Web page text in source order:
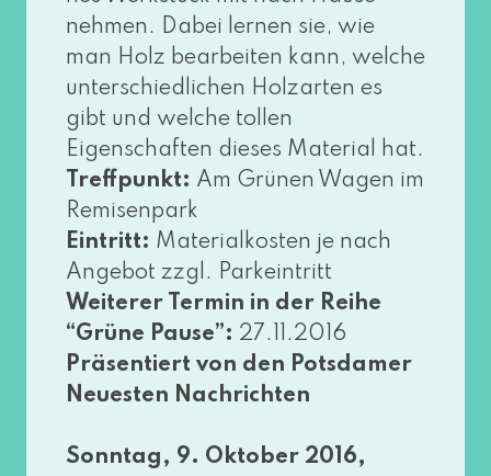
neh­men. Dabei ler­nen sie, wie
man Holz bear­bei­ten kann, wel­che
unter­schied­li­chen Holzarten es
gibt und wel­che tol­len
Eigenschaften die­ses Material hat.
Treffpunkt: Am Grünen Wagen im
Remisenpark
Eintritt: Materialkosten je nach
Angebot zzgl. Parkeintritt
Weiterer Termin in der Reihe
“Grüne Pause”: 27.11.2016
Präsentiert von den Potsdamer
Neuesten Nachrichten
Sonntag, 9. Oktober 2016,